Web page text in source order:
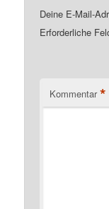
Deine E-Mail-
Erforderliche
Kommentar *